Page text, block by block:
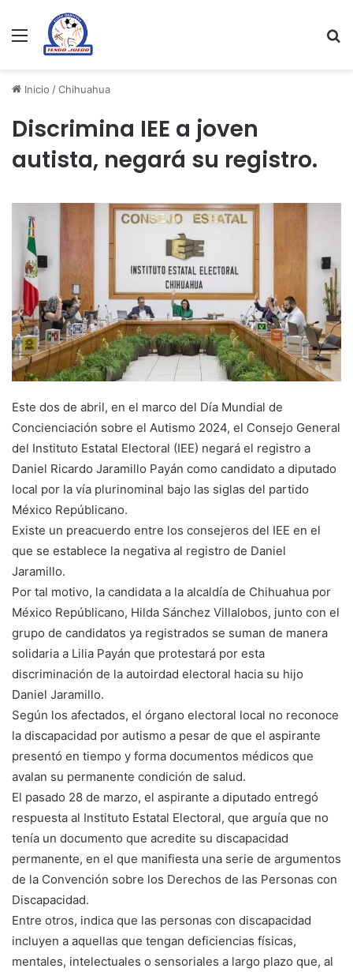
Menu
Inicio /Chihuahua
Discrimina IEE a joven
autista, negará su registro.
Este dos de abril, en el marco del Día Mundial de
Concienciación sobre el Autismo 2024, el Consejo General
del Instituto Estatal Electoral (IEE) negará el registro a
Daniel Ricardo Jaramillo Payán como candidato a diputado
local por la vía plurinominal bajo las siglas del partido
México Repúblicano.
Existe un preacuerdo entre los consejeros del IEE en el
que se establece la negativa al registro de Daniel
Jaramillo.
Por tal motivo, la candidata a la alcaldía de Chihuahua por
México Repúblicano, Hilda Sánchez Villalobos, junto con el
grupo de candidatos ya registrados se suman de manera
solidaria a Lilia Payán que protestará por esta
discriminación de la autoirdad electoral hacia su hijo
Daniel Jaramillo.
Según los afectados, el órgano electoral local no reconoce
la discapacidad por autismo a pesar de que el aspirante
presentó en tiempo y forma documentos médicos que
avalan su permanente condición de salud.
El pasado 28 de marzo, el aspirante a diputado entregó
respuesta al Instituto Estatal Electoral, que arguía que no
tenía un documento que acredite su discapacidad
permanente, en el que manifiesta una serie de argumentos
de la Convención sobre los Derechos de las Personas con
Discapacidad.
Entre otros, indica que las personas con discapacidad
incluyen a aquellas que tengan deficiencias físicas,
mentales, intelectuales o sensoriales a largo plazo que, al